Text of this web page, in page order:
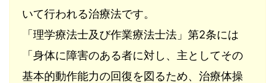
いて行われる治療法です。
「理学療法士及び作業療法士法」第2条には
「身体に障害のある者に対し、主としてその
基本的動作能力の回復を図るため、治療体操